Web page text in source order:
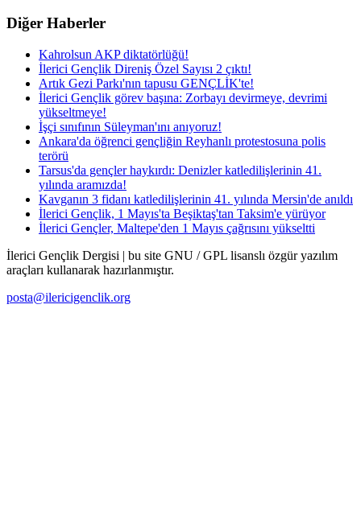
Diğer Haberler
Kahrolsun AKP diktatörlüğü!
İlerici Gençlik Direniş Özel Sayısı 2 çıktı!
Artık Gezi Parkı'nın tapusu GENÇLİK'te!
İlerici Gençlik görev başına: Zorbayı devirmeye, devrimi
yükseltmeye!
İşçi sınıfının Süleyman'ını anıyoruz!
Ankara'da öğrenci gençliğin Reyhanlı protestosuna polis
terörü
Tarsus'da gençler haykırdı: Denizler katledilişlerinin 41.
yılında aramızda!
Kavganın 3 fidanı katledilişlerinin 41. yılında Mersin'de anıldı
İlerici Gençlik, 1 Mayıs'ta Beşiktaş'tan Taksim'e yürüyor
İlerici Gençler, Maltepe'den 1 Mayıs çağrısını yükseltti
İlerici Gençlik Dergisi | bu site GNU / GPL lisanslı özgür yazılım
araçları kullanarak hazırlanmıştır.
posta@ilericigenclik.org